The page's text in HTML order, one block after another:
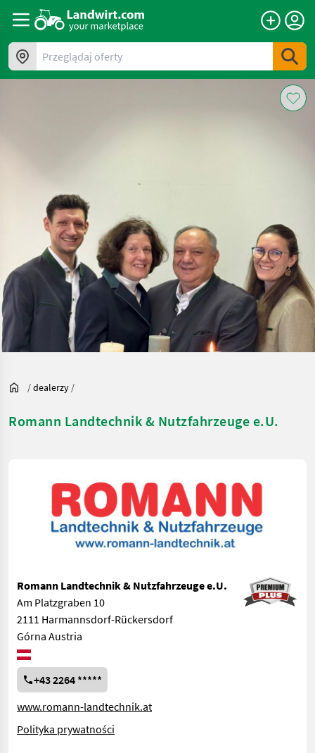
Przeglądaj oferty
/dealerzy /
Romann Landtechnik & Nutzfahrzeuge e.U.
Romann Landtechnik & Nutzfahrzeuge e.U.
Am Platzgraben 10
2111 Harmannsdorf-Rückersdorf
Górna Austria
+43 2264 *****
www.romann-landtechnik.at
Polityka prywatności